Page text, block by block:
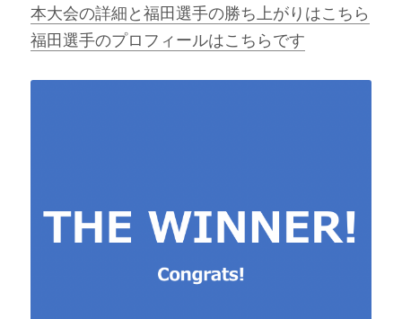
本大会の詳細と福田選手の勝ち上がりはこちら
福田選手のプロフィールはこちらです